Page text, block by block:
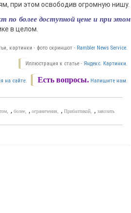
при этом освободив огромную нишу.
по более доступной цене и при этом
в целом.
картинки - фото скриншот - Rambler News Service.
Иллюстрация к статье - Яндекс. Картинки.
Есть вопросы. Напишите нам.
на сайте.
,более ,ограничения ,Прибалтикой ,завозить